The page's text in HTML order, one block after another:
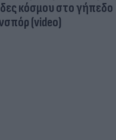
κόσμου στο γήπεδο
(video)